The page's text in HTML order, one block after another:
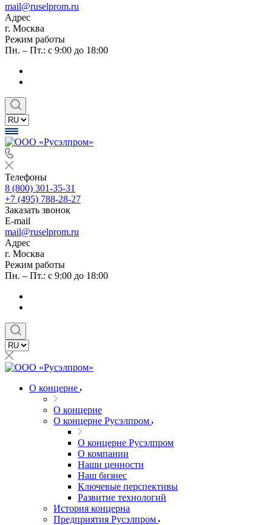
mail@ruselprom.ru
Адрес
г. Москва
Режим работы
Пн. – Пт.: с 9:00 до 18:00
Телефоны
8 (800) 301-35-31
+7 (495) 788-28-27
Заказать звонок
E-mail
mail@ruselprom.ru
Адрес
г. Москва
Режим работы
Пн. – Пт.: с 9:00 до 18:00
О концерне
О концерне
О концерне Русэлпром
О концерне Русэлпром
О компании
Наши ценности
Наш бизнес
Ключевые перспективы
Развитие технологий
История концерна
Предприятия Русэлпром